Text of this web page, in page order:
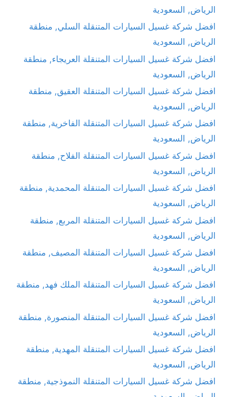
الرياض, السعودية
افضل شركة غسيل السيارات المتنقلة السلي, منطقة
الرياض, السعودية
افضل شركة غسيل السيارات المتنقلة العريجاء, منطقة
الرياض, السعودية
افضل شركة غسيل السيارات المتنقلة العقيق, منطقة
الرياض, السعودية
افضل شركة غسيل السيارات المتنقلة الفاخرية, منطقة
الرياض, السعودية
افضل شركة غسيل السيارات المتنقلة الفلاح, منطقة
الرياض, السعودية
افضل شركة غسيل السيارات المتنقلة المحمدية, منطقة
الرياض, السعودية
افضل شركة غسيل السيارات المتنقلة المربع, منطقة
الرياض, السعودية
افضل شركة غسيل السيارات المتنقلة المصيف, منطقة
الرياض, السعودية
افضل شركة غسيل السيارات المتنقلة الملك فهد, منطقة
الرياض, السعودية
افضل شركة غسيل السيارات المتنقلة المنصورة, منطقة
الرياض, السعودية
افضل شركة غسيل السيارات المتنقلة المهدية, منطقة
الرياض, السعودية
افضل شركة غسيل السيارات المتنقلة النموذجية, منطقة